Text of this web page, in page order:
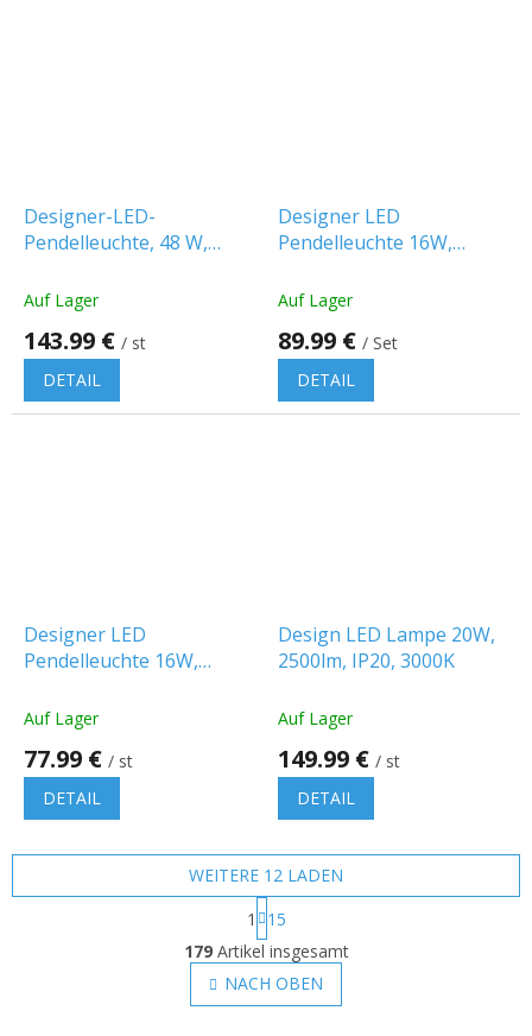
Designer-LED-
Pendelleuchte, 48 W,
weiß
Auf Lager
143.99 € / st
DETAIL
Designer LED
Pendelleuchte 16W,
Auf Lager
89.99 € / Set
DETAIL
Designer LED
Pendelleuchte 16W,
Auf Lager
77.99 € / st
DETAIL
Design LED Lampe 20W,
2500lm, IP20, 3000K
Auf Lager
149.99 € / st
DETAIL
S
t
e
u
WEITERE 12 LADEN
P
a
g
i
n
i
1
15
179Artikel insgesamt
NACH OBEN